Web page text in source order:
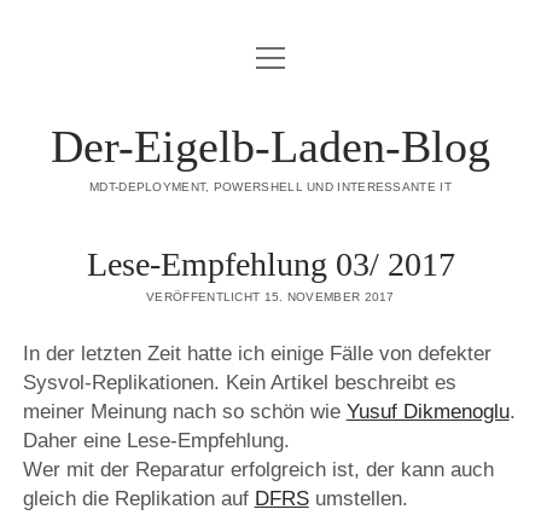
DATENSCHUTZERKLÄRUNG
mastodon
Menü
öffnen
Der-Eigelb-Laden-Blog
MDT-DEPLOYMENT, POWERSHELL UND INTERESSANTE IT
Lese-Empfehlung 03/ 2017
VERÖFFENTLICHT 15. NOVEMBER 2017
In der letzten Zeit hatte ich einige Fälle von defekter
Sysvol-Replikationen. Kein Artikel beschreibt es
meiner Meinung nach so schön wie Yusuf Dikmenoglu.
Daher eine Lese-Empfehlung.
Wer mit der Reparatur erfolgreich ist, der kann auch
gleich die Replikation auf DFRSumstellen.